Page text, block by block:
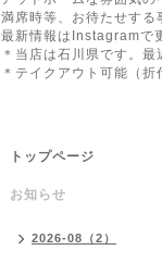
満席時等、お待たせする
最新情報はInstagramで
＊当店は石川県です。
＊テイクアウト可能（折
トップページ
お知らせ
2026-08（2）